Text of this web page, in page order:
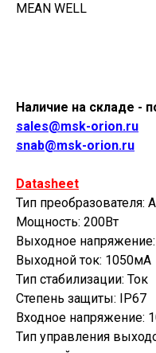
MEAN WELL
Наличие на складе -
sales@msk-orion.ru
snab@msk-orion.ru
Datasheet
Тип преобразователя:
Мощность: 200Вт
Выходное
Выходной ток: 1050мА
Тип стабилизации: Ток
Степень защиты: IP67
Входное напряжение:
Тип управления